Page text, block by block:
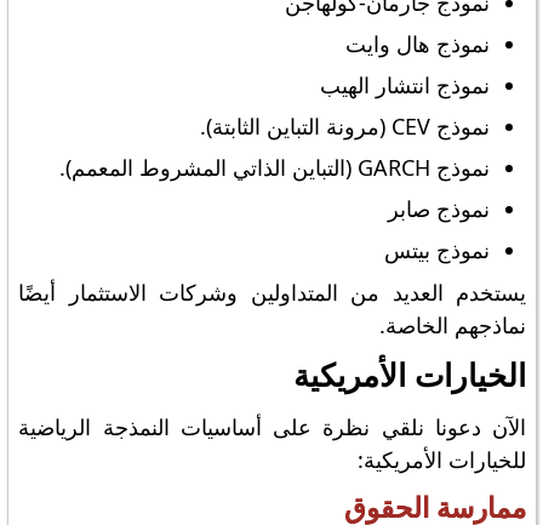
نموذج هال وايت
نموذج انتشار الهيب
نموذج CEV (مرونة التباين الثابتة).
نموذج GARCH (التباين الذاتي المشروط المعمم).
نموذج صابر
نموذج بيتس
يستخدم العديد من المتداولين وشركات الاستثمار أيضًا
نماذجهم الخاصة.
الخيارات الأمريكية
الآن دعونا نلقي نظرة على أساسيات النمذجة الرياضية
للخيارات الأمريكية:
ممارسة الحقوق